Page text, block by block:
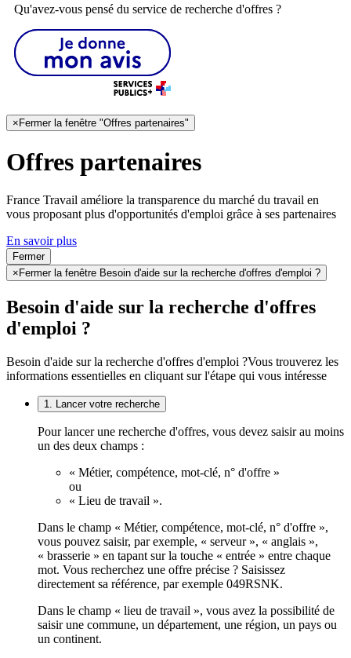
Qu'avez-vous pensé du service de recherche d'offres ?
×Fermer la fenêtre "Offres partenaires"
Offres partenaires
France Travail améliore la transparence du marché du travail en
vous proposant plus d'opportunités d'emploi grâce à ses partenaires
En savoir plus
Fermer
× Fermer la fenêtre Besoin d'aide sur la recherche d'offres d'emploi ?
Besoin d'aide sur la recherche d'offres
d'emploi ?
Besoin d'aide sur la recherche d'offres d'emploi ?Vous trouverez les
informations essentielles en cliquant sur l'étape qui vous intéresse
1. Lancer votre recherche
Pour lancer une recherche d'offres, vous devez saisir au moins
un des deux champs :
« Métier, compétence, mot-clé, n° d'offre »
ou
« Lieu de travail ».
Dans le champ « Métier, compétence, mot-clé, n° d'offre »,
vous pouvez saisir, par exemple, « serveur », « anglais »,
« brasserie » en tapant sur la touche « entrée » entre chaque
mot. Vous recherchez une offre précise ? Saisissez
directement sa référence, par exemple 049RSNK.
Dans le champ « lieu de travail », vous avez la possibilité de
saisir une commune, un département, une région, un pays ou
un continent.